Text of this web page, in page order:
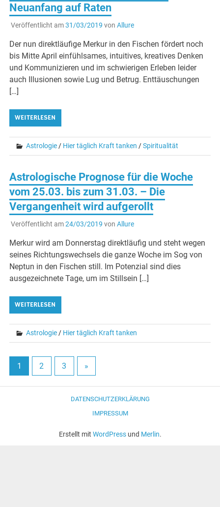
Neuanfang auf Raten
Veröffentlicht am31/03/2019 von Allure
Der nun direktläufige Merkur in den Fischen fördert noch
bis Mitte April einfühlsames, intuitives, kreatives Denken
und Kommunizieren und im schwierigen Erleben leider
auch Illusionen sowie Lug und Betrug. Enttäuschungen
[…]
WEITERLESEN
Astrologie / Hier täglich Kraft tanken /Spiritualität
Astrologische Prognose für die Woche
vom 25.03. bis zum 31.03. – Die
Vergangenheit wird aufgerollt
Veröffentlicht am24/03/2019 von Allure
Merkur wird am Donnerstag direktläufig und steht wegen
seines Richtungswechsels die ganze Woche im Sog von
Neptun in den Fischen still. Im Potenzial sind dies
ausgezeichnete Tage, um im Stillsein […]
WEITERLESEN
Astrologie / Hier täglich Kraft tanken
1 2 3 »
DATENSCHUTZERKLÄRUNG
IMPRESSUM
Erstellt mit WordPressund Merlin.